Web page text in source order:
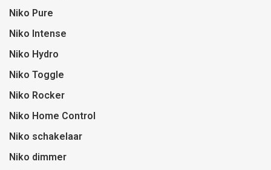
Niko Pure
Niko Intense
Niko Hydro
Niko Toggle
Niko Rocker
Niko Home Control
Niko schakelaar
Niko dimmer